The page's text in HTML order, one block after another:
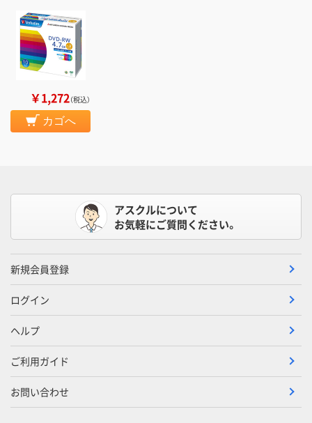
￥1,272（税込）
カゴへ
アスクルについて
お気軽にご質問ください。
新規会員登録
ログイン
ヘルプ
ご利用ガイド
お問い合わせ